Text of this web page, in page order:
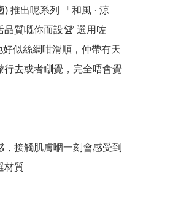
推出呢系列 「和風 · 涼
品質嘅你而設🏆 選用咗
似絲綢咁滑順，仲帶有天
去或者瞓覺，完全唔會覺
接觸肌膚嗰一刻會感受到
材質